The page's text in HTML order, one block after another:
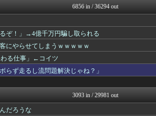
以下に…...
黒マッチョニュース
みそパンNEWS
に異変 元...
国難にあってもの申す！！
理想ちゃんねる
式典に反...
にゅーすアルー！
あなたの...
かせまと！
痛いニュース(ﾉ∀`)
！」...
まとめたニュース
...
もえるあじあ(･∀･)
韓国の...
6856 in / 36294 out
ぞ！」→4億千万円騙し取られる
にやらせてしまうｗｗｗｗｗ
わる仕事」←コイツ
らず走るし流問題解決じゃね？」
3093 in / 29981 out
だろうな